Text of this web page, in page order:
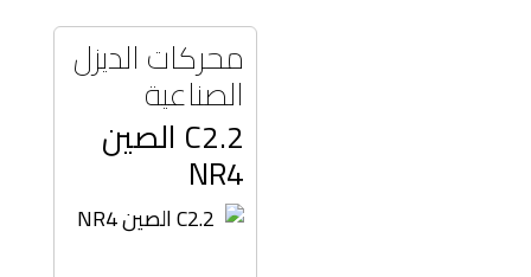
محركات الديزل
الصناعية
C2.2 الصين
NR4